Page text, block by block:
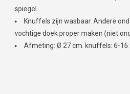
spiegel.
Knuffels zijn wasbaar. Andere
vochtige doek proper maken (niet
Afmeting: Ø 27 cm. knuffels: 6-16